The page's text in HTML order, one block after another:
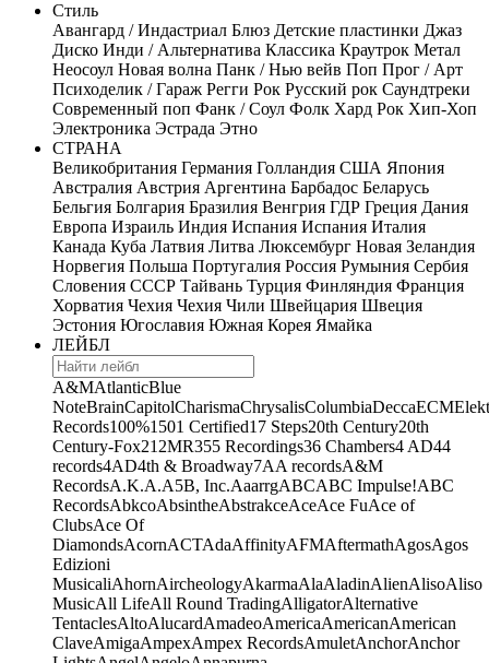
Стиль
Авангард / Индастриал Блюз Детские пластинки Джаз
Диско Инди / Альтернатива Классика Краутрок Метал
Неосоул Новая волна Панк / Нью вейв Поп Прог / Арт
Психоделик / Гараж Регги Рок Русский рок Саундтреки
Современный поп Фанк / Соул Фолк Хард Рок Хип-Хоп
Электроника Эстрада Этно
СТРАНА
Великобритания Германия Голландия США Япония
Австралия Австрия Аргентина Барбадос Беларусь
Бельгия Болгария Бразилия Венгрия ГДР Греция Дания
Европа Израиль Индия Испания Испания Италия
Канада Куба Латвия Литва Люксембург Новая Зеландия
Норвегия Польша Португалия Россия Румыния Сербия
Словения СССР Тайвань Турция Финляндия Франция
Хорватия Чехия Чехия Чили Швейцария Швеция
Эстония Югославия Южная Корея Ямайка
ЛЕЙБЛ
A&MAtlanticBlue
NoteBrainCapitolCharismaChrysalisColumbiaDeccaECM
Records100%1501 Certified17 Steps20th Century20th
Century-Fox21 2MR355 Recordings36 Chambers4 AD44
records4AD4th & Broadway7AA recordsA&M
RecordsA.K.A.A5B, Inc.AaarrgABCABC Impulse!ABC
RecordsAbkcoAbsintheAbstrakceAceAce FuAce of
ClubsAce Of
DiamondsAcornACTAdaAffinityAFMAftermathAgosAgos
Edizioni
MusicaliAhornAircheologyAkarmaAlaAladinAlienAlisoAliso
MusicAll LifeAll Round TradingAlligatorAlternative
TentaclesAltoAlucardAmadeoAmericaAmericanAmerican
ClaveAmigaAmpexAmpex RecordsAmuletAnchorAnchor